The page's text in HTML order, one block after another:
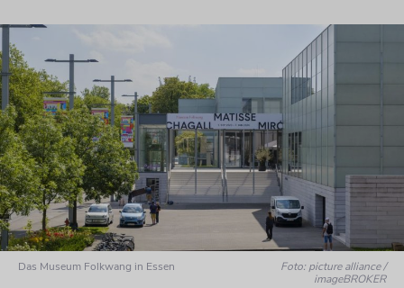
Das Museum Folkwang in Essen
Foto: picture alliance /
imageBROKER